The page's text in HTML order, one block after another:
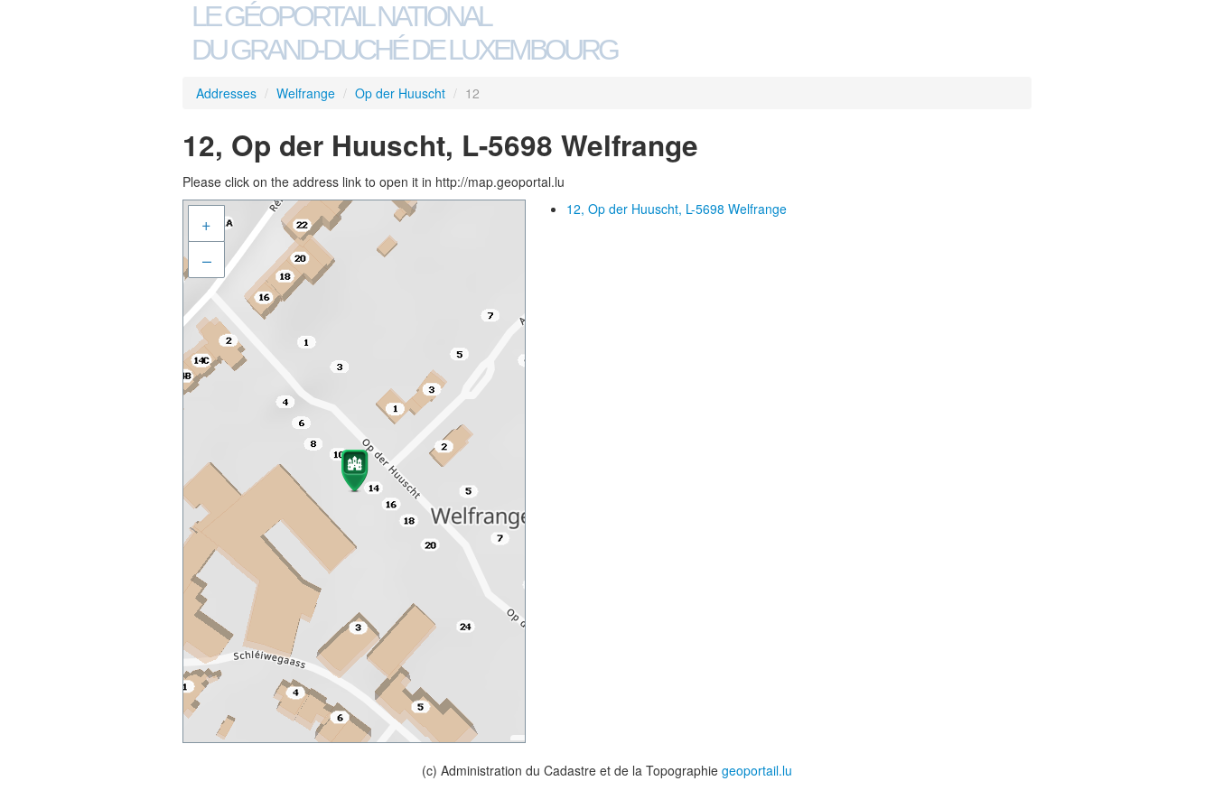
LE GÉOPORTAIL NATIONAL
DU GRAND-DUCHÉ DE LUXEMBOURG
Addresses / Welfrange / Op der Huuscht / 12
12, Op der Huuscht, L-5698 Welfrange
Please click on the address link to open it in http://map.geoportal.lu
+
–
12, Op der Huuscht, L-5698 Welfrange
(c) Administration du Cadastre et de la Topographie geoportail.lu